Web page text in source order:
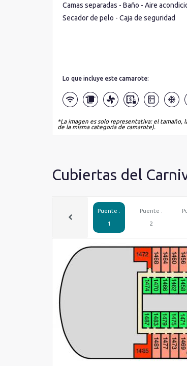
Camas separadas - Baño - Aire
Secador de pelo - Caja de seguridad
Lo que incluye este camarote:
*La imagen es solo representativa: el
de la misma categoría de camarote).
Cubiertas del
Puente .
1
Puente .
2